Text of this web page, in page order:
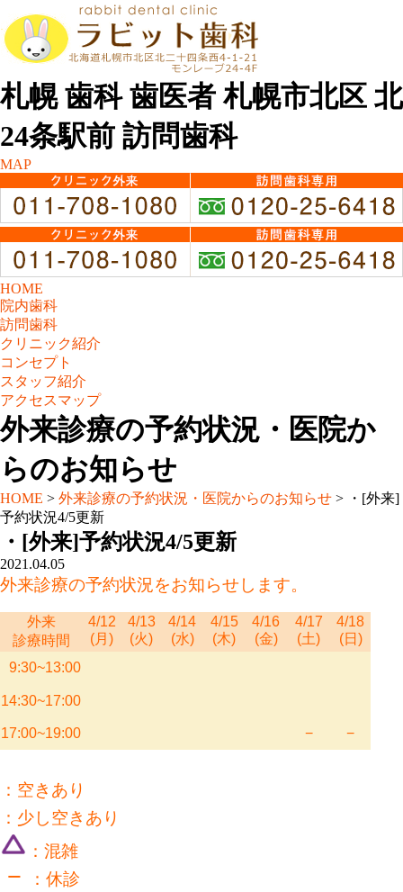
札幌 歯科 歯医者 札幌市北区 北
24条駅前 訪問歯科
MAP
HOME
院内歯科
訪問歯科
クリニック紹介
コンセプト
スタッフ紹介
アクセスマップ
外来診療の予約状況・医院か
らのお知らせ
HOME > 外来診療の予約状況・医院からのお知らせ >
・[外来]
予約状況4/5更新
・[外来]予約状況4/5更新
2021.04.05
外来診療の予約状況をお知らせします。
外来
診療時間
4/12
(月)
4/13
(火)
4/14
(水)
4/15
(木)
4/16
(金)
4/17
(土)
4/18
(日)
9:30~13:00
14:30~17:00
17:00~19:00 − −
：空きあり
：少し空きあり
：混雑
− ：休診